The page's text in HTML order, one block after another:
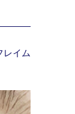
レイム